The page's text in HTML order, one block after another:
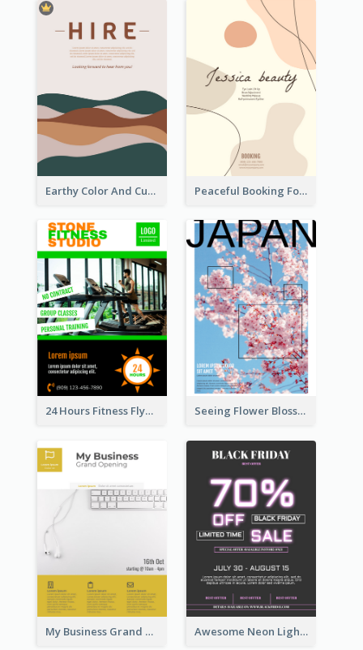
Earthy Color And Curves We Are Hiring Flyer Peaceful Booking For Jessica Beauty Flyer
24 Hours Fitness Flyer Seeing Flower Blossom In Japan flyer
My Business Grand Opening Flyer Awesome Neon Light Black Friday Discount Flyer Design